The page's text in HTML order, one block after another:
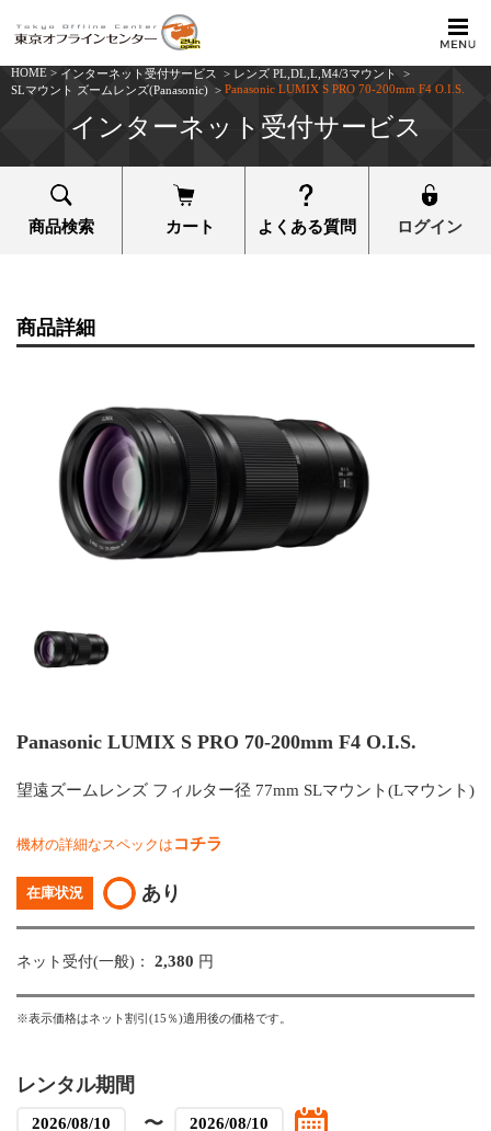
HOME > インターネット受付サービス > レンズ PL,DL,L,M4/3マウント
>
SLマウント ズームレンズ(Panasonic) > Panasonic LUMIX S PRO 70-200mm F4 O.I.S.
インターネット受付サービス
商品検索 カート よくある質問 ログイン
商品詳細
Panasonic LUMIX S PRO 70-200mm F4 O.I.S.
望遠ズームレンズ フィルター径 77mm SLマウント(Lマウント)
機材の詳細なスペックは コチラ
在庫状況 あり
ネット受付(一般)： 2,380 円
※表示価格はネット割引(15％)適用後の価格です。
レンタル期間
〜